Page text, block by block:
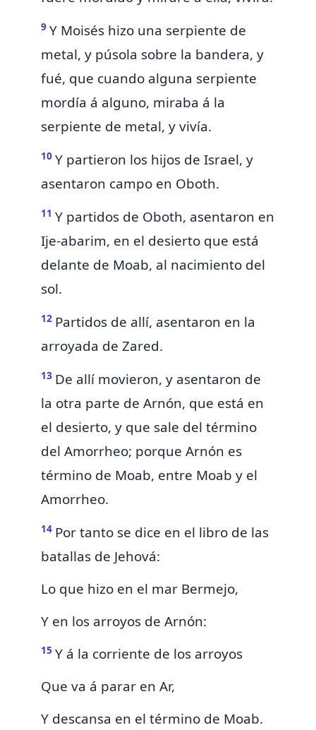
9 Y Moisés hizo una serpiente de
metal, y púsola sobre la bandera, y
fué, que cuando alguna serpiente
mordía á alguno, miraba á la
serpiente de metal, y vivía.
10 Y partieron los hijos de Israel, y
asentaron campo en Oboth.
11 Y partidos de Oboth, asentaron en
Ije-abarim, en el desierto que está
delante de Moab, al nacimiento del
sol.
12 Partidos de allí, asentaron en la
arroyada de Zared.
13 De allí movieron, y asentaron de
la otra parte de Arnón, que está en
el desierto, y que sale del término
del Amorrheo; porque Arnón es
término de Moab, entre Moab y el
Amorrheo.
14 Por tanto se dice en el libro de las
batallas de Jehová:
Lo que hizo en el mar Bermejo,
Y en los arroyos de Arnón:
15 Y á la corriente de los arroyos
Que va á parar en Ar,
Y descansa en el término de Moab.